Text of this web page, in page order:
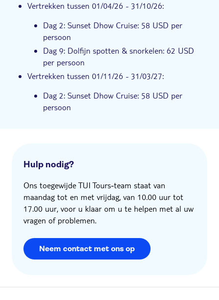
Vertrekken tussen 01/04/26 - 31/10/26:
Dag 2: Sunset Dhow Cruise: 58 USD per
persoon
Dag 9: Dolfijn spotten & snorkelen: 62 USD
per persoon
Vertrekken tussen 01/11/26 - 31/03/27:
Dag 2: Sunset Dhow Cruise: 58 USD per
persoon
Hulp nodig?
Ons toegewijde TUI Tours‑team staat van
maandag tot en met vrijdag, van 10.00 uur tot
17.00 uur, voor u klaar om u te helpen met al uw
vragen of problemen.
Neem contact met ons op